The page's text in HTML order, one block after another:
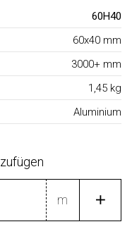
60H40
60x40 mm
3000+ mm
1,45 kg
Aluminium
m